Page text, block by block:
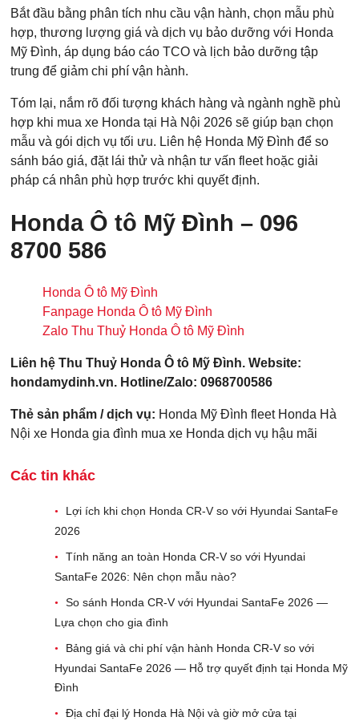
Bắt đầu bằng phân tích nhu cầu vận hành, chọn mẫu phù
hợp, thương lượng giá và dịch vụ bảo dưỡng với Honda
Mỹ Đình, áp dụng báo cáo TCO và lịch bảo dưỡng tập
trung để giảm chi phí vận hành.
Tóm lại, nắm rõ đối tượng khách hàng và ngành nghề phù
hợp khi mua xe Honda tại Hà Nội 2026 sẽ giúp bạn chọn
mẫu và gói dịch vụ tối ưu. Liên hệ Honda Mỹ Đình để so
sánh báo giá, đặt lái thử và nhận tư vấn fleet hoặc giải
pháp cá nhân phù hợp trước khi quyết định.
Honda Ô tô Mỹ Đình – 096
8700 586
Honda Ô tô Mỹ Đình
Fanpage Honda Ô tô Mỹ Đình
Zalo Thu Thuỷ Honda Ô tô Mỹ Đình
Liên hệ Thu Thuỷ Honda Ô tô Mỹ Đình. Website:
hondamydinh.vn. Hotline/Zalo: 0968700586
Thẻ sản phẩm / dịch vụ: Honda Mỹ Đình fleet Honda Hà
Nội xe Honda gia đình mua xe Honda dịch vụ hậu mãi
Các tin khác
•
Lợi ích khi chọn Honda CR-V so với Hyundai SantaFe
2026
•
Tính năng an toàn Honda CR-V so với Hyundai
SantaFe 2026: Nên chọn mẫu nào?
•
So sánh Honda CR-V với Hyundai SantaFe 2026 —
Lựa chọn cho gia đình
•
Bảng giá và chi phí vận hành Honda CR-V so với
Hyundai SantaFe 2026 — Hỗ trợ quyết định tại Honda Mỹ
Đình
•
Địa chỉ đại lý Honda Hà Nội và giờ mở cửa tại